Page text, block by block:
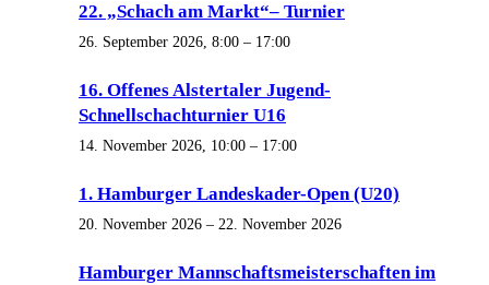
22. „Schach am Markt“– Turnier
26. September 2026, 8:00 – 17:00
16. Offenes Alstertaler Jugend-
Schnellschachturnier U16
14. November 2026, 10:00 – 17:00
1. Hamburger Landeskader-Open (U20)
20. November 2026 – 22. November 2026
Hamburger Mannschaftsmeisterschaften im